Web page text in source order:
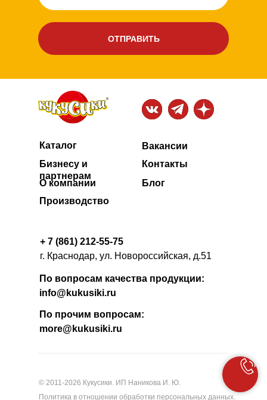
ОТПРАВИТЬ
Каталог
г. Краснодар, ул. Новороссийская, д.51
© 2011-2026 Кукусики. ИП Наникова И. Ю.
+ 7 (861) 212-55-75
Вакансии
Контакты
Бизнесу и
партнерам
О компании
Производство
Политика в отношении обработки персональных данных.
По вопросам качества продукции:
info@kukusiki.ru
По прочим вопросам:
more@kukusiki.ru
Блог